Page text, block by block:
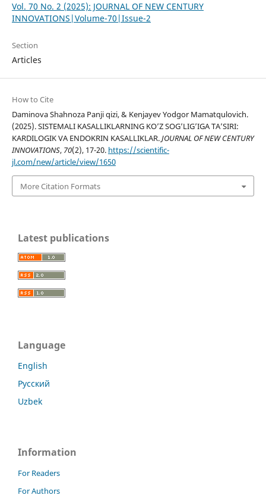
Vol. 70 No. 2 (2025): JOURNAL OF NEW CENTURY
INNOVATIONS|Volume-70|Issue-2
Section
Articles
How to Cite
Daminova Shahnoza Panji qizi, & Kenjayev Yodgor Mamatqulovich.
(2025). SISTEMALI KASALLIKLARNING KO’Z SOG’LIG’IGA TAʼSIRI:
KARDILOGIK VA ENDOKRIN KASALLIKLAR.JOURNAL OF NEW CENTURY
INNOVATIONS, 70(2), 17-20. https://scientific-
jl.com/new/article/view/1650
More Citation Formats
Latest publications
Language
English
Русский
Uzbek
Information
For Readers
For Authors